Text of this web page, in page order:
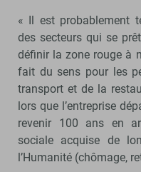
« Il est probablement
des secteurs qui se
définir la zone rouge à
fait du sens pour les
transport et de la
lors que l’entreprise
revenir 100 ans en
sociale acquise de
l’Humanité (chômage,